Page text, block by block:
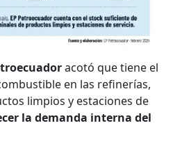
acotó que tiene el
en las refinerías,
limpios y estaciones de
la demanda interna del